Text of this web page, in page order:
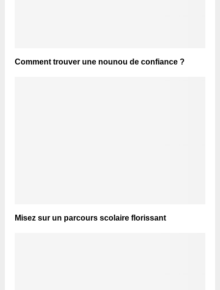
Comment trouver une nounou de confiance ?
Misez sur un parcours scolaire florissant